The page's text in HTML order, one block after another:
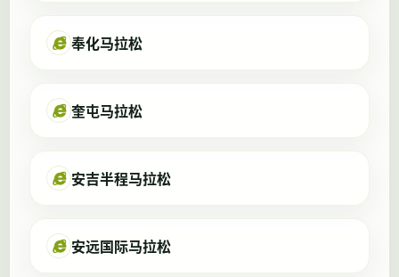
奉化马拉松
奎屯马拉松
安吉半程马拉松
安远国际马拉松